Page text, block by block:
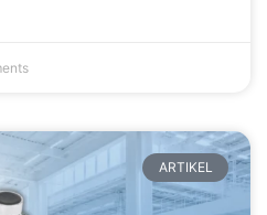
ARTIKEL